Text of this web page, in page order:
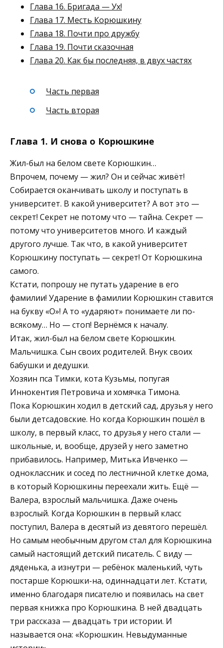
Глава 16. Бригада — Ух!
Глава 17. Месть Корюшкину
Глава 18. Почти про дружбу
Глава 19. Почти сказочная
Глава 20. Как бы последняя, в двух частях
Часть первая
Часть вторая
Глава 1. И снова о Корюшкине
Жил-был на белом свете Корюшкин…
Впрочем, почему — жил? Он и сейчас живёт!
Собирается оканчивать школу и поступать в
университет. В какой университет? А вот это —
секрет! Секрет не потому что — тайна. Секрет —
потому что университетов много. И каждый
другого лучше. Так что, в какой университет
Корюшкину поступать — секрет! От Корюшкина
самого.
Кстати, попрошу не путать ударение в его
фамилии! Ударение в фамилии Корюшкин ставится
на букву «О»! А то «ударяют» понимаете ли по-
всякому… Но — стоп! Вернёмся к началу.
Итак, жил-был на белом свете Корюшкин.
Мальчишка. Сын своих родителей. Внук своих
бабушки и дедушки.
Хозяин пса Тимки, кота Кузьмы, попугая
Иннокентия Петровича и хомячка Тимона.
Пока Корюшкин ходил в детский сад, друзья у него
были детсадовские. Но когда Корюшкин пошёл в
школу, в первый класс, то друзья у него стали —
школьные, и, вообще, друзей у него заметно
прибавилось. Например, Митька Ивченко —
одноклассник и сосед по лестничной клетке дома,
в который Корюшкины переехали жить. Ещё —
Валера, взрослый мальчишка. Даже очень
взрослый. Когда Корюшкин в первый класс
поступил, Валера в десятый из девятого перешёл.
Но самым необычным другом стал для Корюшкина
самый настоящий детский писатель. С виду —
дяденька, а изнутри — ребёнок маленький, чуть
постарше Корюшки-на, одиннадцати лет. Кстати,
именно благодаря писателю и появилась на свет
первая книжка про Корюшкина. В ней двадцать
три рассказа — двадцать три истории. И
называется она: «Корюшкин. Невыдуманные